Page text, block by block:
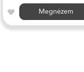
Megnézem